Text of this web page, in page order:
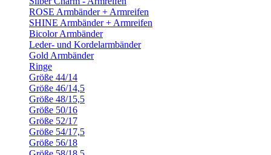
ROSE Armbänder + Armreifen
SHINE Armbänder + Armreifen
Bicolor Armbänder
Leder- und Kordelarmbänder
Gold Armbänder
Ringe
Größe 44/14
Größe 46/14,5
Größe 48/15,5
Größe 50/16
Größe 52/17
Größe 54/17,5
Größe 56/18